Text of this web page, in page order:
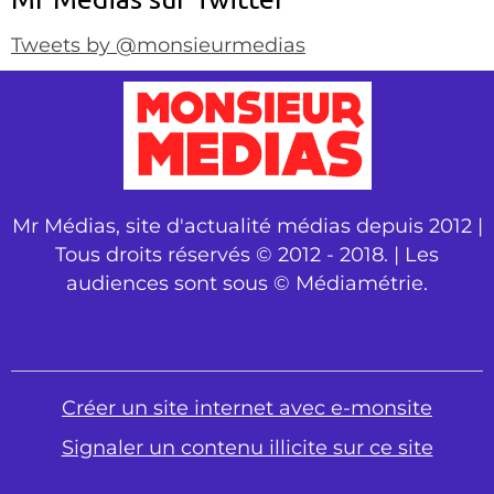
Tweets by @monsieurmedias
Mr Médias, site d'actualité médias depuis 2012 |
Tous droits réservés © 2012 - 2018. | Les
audiences sont sous © Médiamétrie.
Créer un site internet avec e-monsite
Signaler un contenu illicite sur ce site